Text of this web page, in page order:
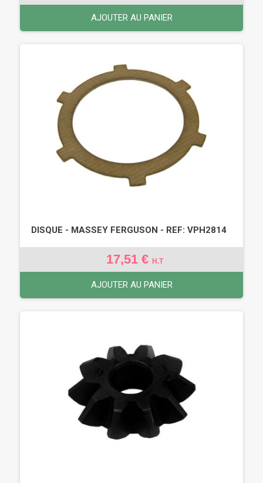
AJOUTER AU PANIER
DISQUE - MASSEY FERGUSON - REF: VPH2814
17,51 € H.T
AJOUTER AU PANIER